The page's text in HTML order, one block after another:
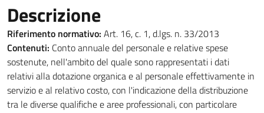
Descrizione
Riferimento normativo: Art. 16, c. 1, d.lgs. n. 33/2013
Contenuti: Conto annuale del personale e relative spese
sostenute, nell'ambito del quale sono rappresentati i dati
relativi alla dotazione organica e al personale effettivamente in
servizio e al relativo costo, con l'indicazione della distribuzione
tra le diverse qualifiche e aree professionali, con particolare